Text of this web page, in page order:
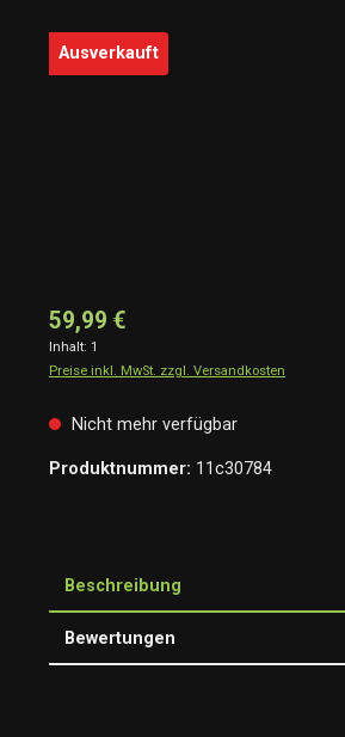
Bildergalerie überspringen
Ausverkauft
59,99 €
Inhalt: 1
Preise inkl. MwSt. zzgl. Versandkosten
Nicht mehr verfügbar
Produktnummer: 11c30784
Beschreibung
Bewertungen